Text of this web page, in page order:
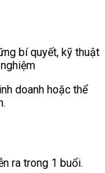
bí quyết, kỹ thuật
doanh hoặc thể
ra trong 1 buổi.